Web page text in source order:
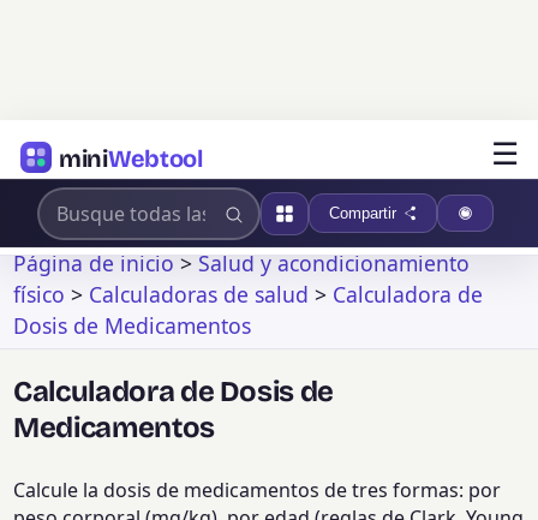
miniWebtool ☰
Compartir
Página de inicio>Salud y acondicionamiento
físico > Calculadoras de salud > Calculadora de
Dosis de Medicamentos
Calculadora de Dosis de
Medicamentos
Calcule la dosis de medicamentos de tres formas: por